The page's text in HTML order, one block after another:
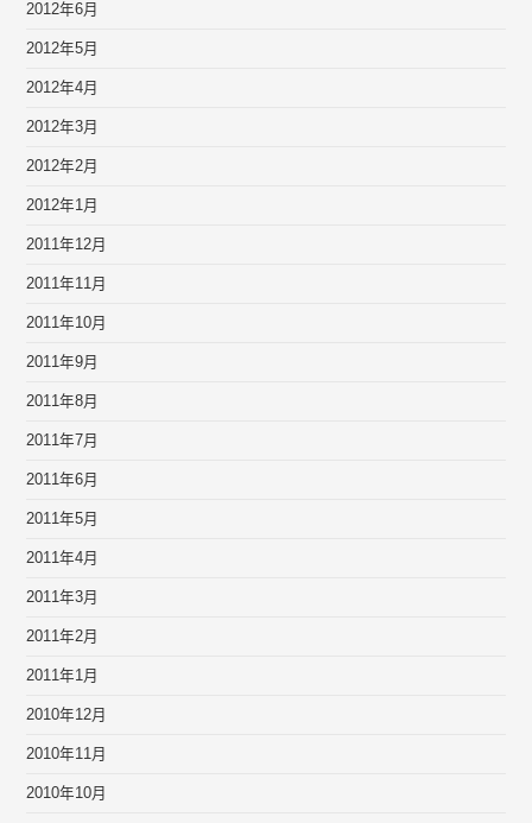
2012年6月
2012年5月
2012年4月
2012年3月
2012年2月
2012年1月
2011年12月
2011年11月
2011年10月
2011年9月
2011年8月
2011年7月
2011年6月
2011年5月
2011年4月
2011年3月
2011年2月
2011年1月
2010年12月
2010年11月
2010年10月